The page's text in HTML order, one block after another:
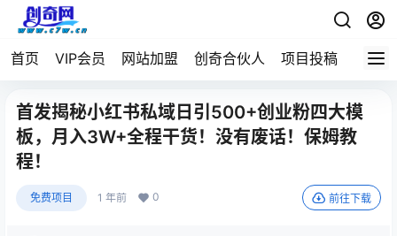
首页 VIP会员 网站加盟 创奇合伙人 项目投稿
首发揭秘小红书私域日引500+创业粉四大模
板，月入3W+全程干货！没有废话！保姆教
程！
免费项目 1 年前 0 前往下载